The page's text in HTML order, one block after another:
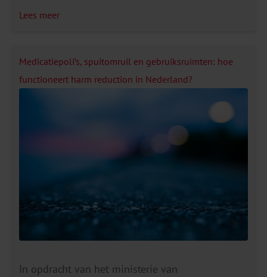
Medicatiepoli’s, spuitomruil en gebruiksruimten: hoe
functioneert harm reduction in Nederland?
In opdracht van het ministerie van
zijn aanzienlijk. Denk aan veiligheidsrisico’s,
verminderde productiviteit, hoger ziekteverzuim,
Lees meer